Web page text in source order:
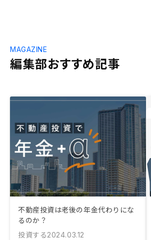
編集部おすすめ記事
MAGAZINE
不動産投資は老後の年金代わりにな
るのか？
投資する2024.03.12